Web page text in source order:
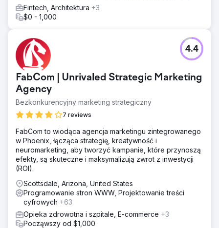
Fintech, Architektura +3
$0 - 1,000
FabCom | Unrivaled Strategic Marketing
Agency
Bezkonkurencyjny marketing strategiczny
7 reviews
4.4
FabCom to wiodąca agencja marketingu zintegrowanego
w Phoenix, łącząca strategię, kreatywność i
neuromarketing, aby tworzyć kampanie, które przynoszą
efekty, są skuteczne i maksymalizują zwrot z inwestycji
(ROI).
Scottsdale, Arizona, United States
Programowanie stron WWW, Projektowanie treści
cyfrowych +63
Opieka zdrowotna i szpitale, E-commerce +3
Począwszy od $1,000